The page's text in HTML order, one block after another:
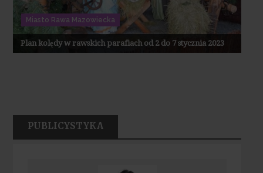
Miasto Rawa Mazowiecka
Plan kolędy w rawskich parafiach od 2 do 7 stycznia 2023
PUBLICYSTYKA